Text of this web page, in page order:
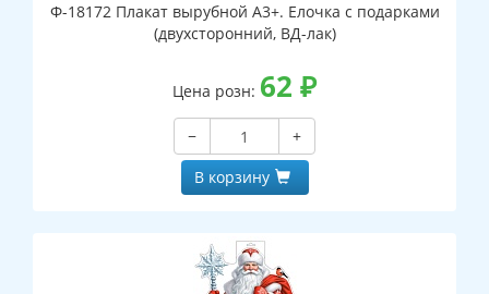
Ф-18172 Плакат вырубной А3+. Елочка с подарками
(двухсторонний, ВД-лак)
Цена розн: 62 ₽
−
+
В корзину